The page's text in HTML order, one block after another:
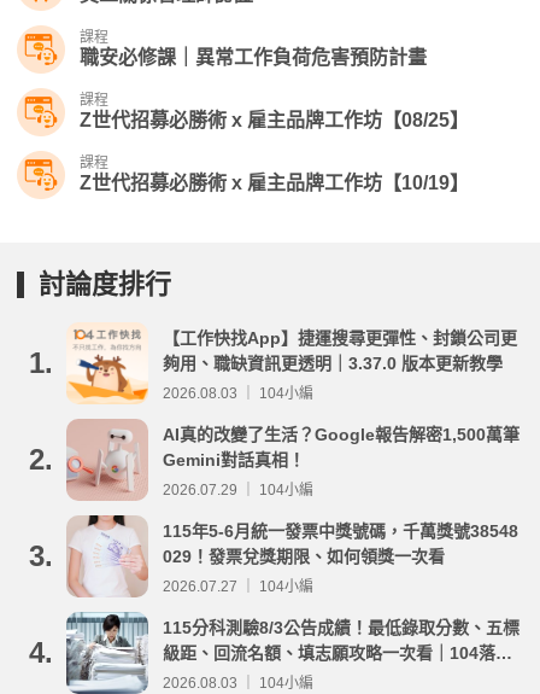
課程
職安必修課｜異常工作負荷危害預防計畫
課程
Z世代招募必勝術 x 雇主品牌工作坊【08/25】
課程
Z世代招募必勝術 x 雇主品牌工作坊【10/19】
討論度排行
1.
【工作快找App】捷運搜尋更彈性、封鎖公司更
夠用、職缺資訊更透明｜3.37.0 版本更新教學
2026.08.03 ｜ 104小編
2.
AI真的改變了生活？Google報告解密1,500萬筆
Gemini對話真相！
2026.07.29 ｜ 104小編
3.
115年5-6月統一發票中獎號碼，千萬獎號38548
029！發票兌獎期限、如何領獎一次看
2026.07.27 ｜ 104小編
4.
115分科測驗8/3公告成績！最低錄取分數、五標
級距、回流名額、填志願攻略一次看｜104落點
分析
2026.08.03 ｜ 104小編